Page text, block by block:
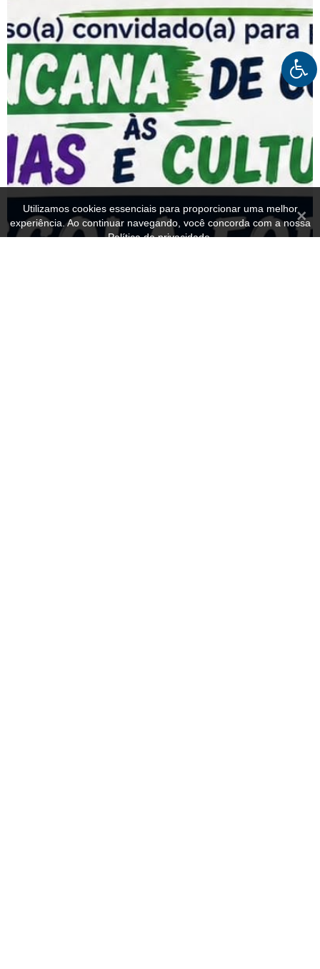
Utilizamos cookies essenciais para proporcionar uma melhor
experiência. Ao continuar navegando, você concorda com a nossa
Política de privacidade.